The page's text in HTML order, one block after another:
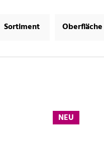
Sortiment Oberfläche
NEU